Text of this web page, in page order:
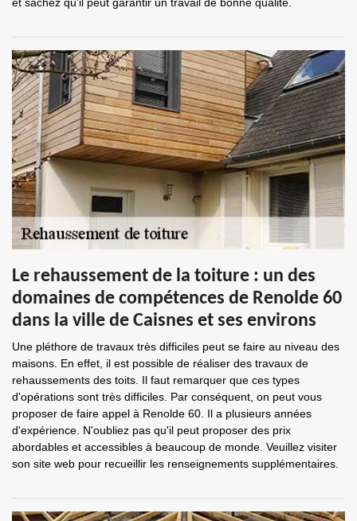
Le rehaussement de la toiture : un des
domaines de compétences de Renolde 60
dans la ville de Caisnes et ses environs
Une pléthore de travaux très difficiles peut se faire au niveau des
maisons. En effet, il est possible de réaliser des travaux de
rehaussements des toits. Il faut remarquer que ces types
d'opérations sont très difficiles. Par conséquent, on peut vous
proposer de faire appel à Renolde 60. Il a plusieurs années
d'expérience. N'oubliez pas qu'il peut proposer des prix
abordables et accessibles à beaucoup de monde. Veuillez visiter
son site web pour recueillir les renseignements supplémentaires.